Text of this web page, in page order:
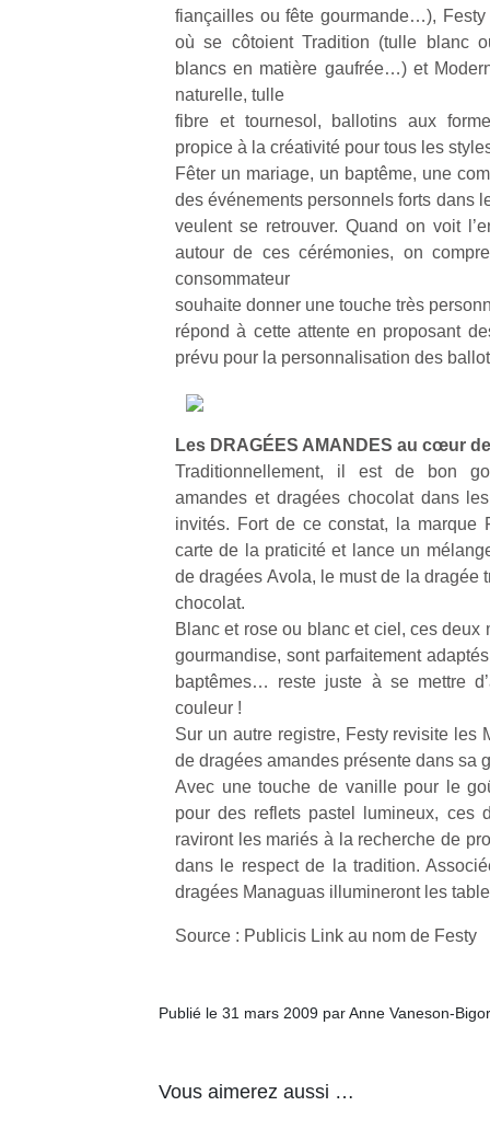
fiançailles ou fête gourmande…),
où se côtoient Tradition (tulle blanc
blancs en matière gaufrée…) et
naturelle, tulle
fibre et tournesol, ballotins aux
propice à la créativité pour tous les
Fêter un mariage, un baptême, une
des événements personnels forts dans
veulent se retrouver. Quand on voit
autour de ces cérémonies, on
consommateur
souhaite donner une touche très
répond à cette attente en proposant
prévu pour la personnalisation des
Les DRAGÉES AMANDES au cœur
Traditionnellement, il est de bon
amandes et dragées chocolat dans
invités. Fort de ce constat, la marque
carte de la praticité et lance un
de dragées Avola, le must de la dragée
chocolat.
Blanc et rose ou blanc et ciel, ces deux
gourmandise, sont parfaitement
baptêmes… reste juste à se mettre
couleur !
Sur un autre registre, Festy revisite les
de dragées amandes présente dans sa
Avec une touche de vanille pour le
pour des reflets pastel lumineux, ces
raviront les mariés à la recherche de
dans le respect de la tradition.
dragées Managuas illumineront les
Source : Publicis Link au nom de Festy
Publié le 31 mars 2009 par Anne Vaneson-
Vous aimerez aussi …
à
NextGen,
nouvelle
trottinette
mécanique
Beeper
Les
enfants
débordent
d’énergie.
n’est pas
divertissement,
trampolines
pour les
grands et
les petits !
Durant les
estivales
et avec le
beaux
rêvée